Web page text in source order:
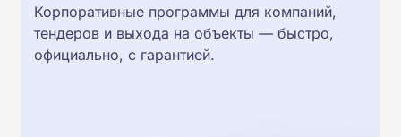
Корпоративные программы для компаний,
тендеров и выхода на объекты — быстро,
официально, с гарантией.